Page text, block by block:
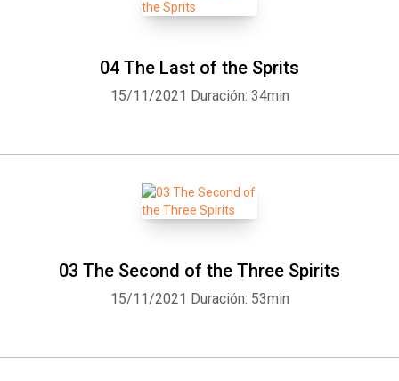
04 The Last of the Sprits
15/11/2021 Duración: 34min
03 The Second of the Three Spirits
15/11/2021 Duración: 53min